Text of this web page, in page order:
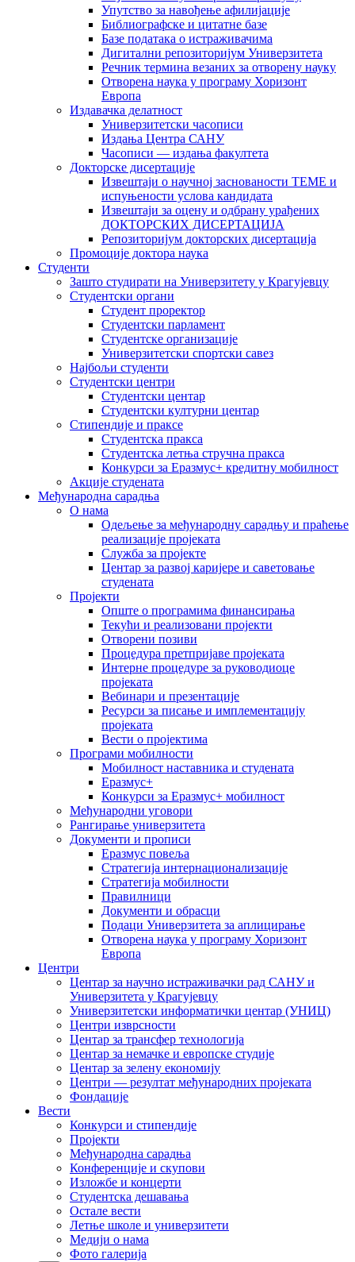
Упутство за навођење афилијације
Библиографске и цитатне базе
Базе података о истраживачима
Дигитални репозиторијум Универзитета
Рeчник термина везаних за отворену науку
Отворена наука у програму Хоризонт
Европа
Издавачка делатност
Универзитетски часописи
Издања Центра САНУ
Часописи — издања факултета
Докторске дисертације
Извештаји о научној заснованости ТЕМЕ и
испуњености услова кандидата
Извештаји за оцену и одбрану урађених
ДОКТОРСКИХ ДИСЕРТАЦИЈА
Репозиторијум докторских дисертација
Промоције доктора наука
Студенти
Зашто студирати на Универзитету у Крагујевцу
Студентски органи
Студент проректор
Студентски парламент
Студентске организације
Универзитетски спортски савез
Најбољи студенти
Студентски центри
Студентски центар
Студентски културни центар
Стипендије и праксе
Студентска пракса
Студентска летња стручна пракса
Конкурси за Еразмус+ кредитну мобилност
Акције студената
Међународна сарадња
О нама
Одељење за међународну сарадњу и праћење
реализације пројеката
Служба за пројекте
Центар за развој каријере и саветовање
студената
Пројекти
Опште о програмима финансирања
Текући и реализовани пројекти
Отворени позиви
Процедура претпријаве пројеката
Интерне процедуре за руководиоце
пројеката
Вебинари и презентације
Ресурси за писање и имплементацију
пројеката
Вести о пројектима
Програми мобилности
Мобилност наставника и студената
Еразмус+
Конкурси за Еразмус+ мобилност
Међународни уговори
Рангирање универзитета
Документи и прописи
Еразмус повеља
Стратегија интернационализације
Стратегија мобилности
Правилници
Документи и обрасци
Подаци Универзитета за аплицирање
Отворена наука у програму Хоризонт
Европа
Центри
Центар за научно истраживачки рад САНУ и
Универзитета у Крагујевцу
Универзитетски информатички центар (УНИЦ)
Центри изврсности
Центар за трансфер технологија
Центар за немачке и европске студије
Центар за зелену економију
Центри — резултат међународних пројеката
Фондације
Вести
Конкурси и стипендије
Пројекти
Међународна сарадња
Конференције и скупови
Изложбе и концерти
Студентска дешавања
Остале вести
Летње школе и универзитети
Медији о нама
Фото галерија